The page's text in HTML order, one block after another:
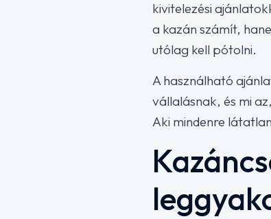
kivitelezési
a kazán számít,
utólag kell pótolni.
A használható
vállalásnak, és mi
Aki mindenre